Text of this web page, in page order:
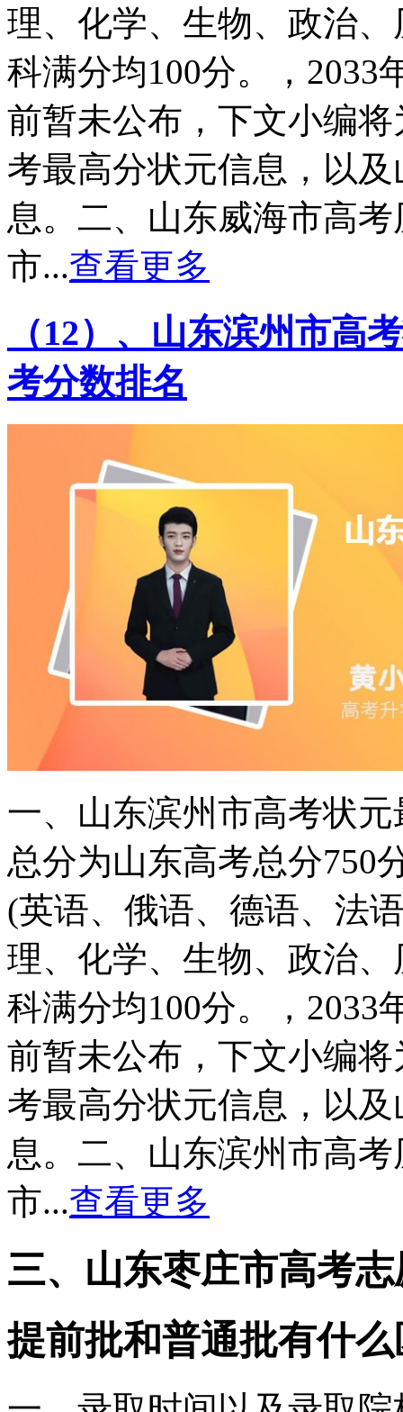
理、化学、生物、政治
科满分均100分。，2033
前暂未公布，下文小编
考最高分状元信息，以
息。二、山东威海市高
市...查看更多
（12）、山东滨州市高
考分数排名
一、山东滨州市高考状
总分为山东高考总分750
(英语、俄语、德语、法
理、化学、生物、政治
科满分均100分。，2033
前暂未公布，下文小编
考最高分状元信息，以
息。二、山东滨州市高
市...查看更多
三、山东枣庄市高考
提前批和普通批有什